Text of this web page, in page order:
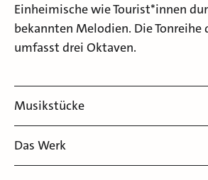
Einheimische wie Tourist*innen
bekannten Melodien. Die Tonreihe
umfasst drei Oktaven.
Musikstücke
Das Werk